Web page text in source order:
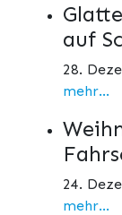
auf
28.
mehr...
24.
mehr...